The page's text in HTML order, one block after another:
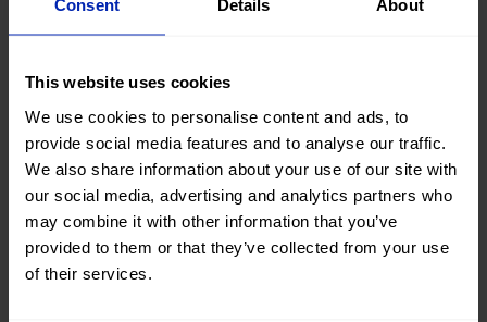
Consent Details About
This website uses cookies
We use cookies to personalise content and ads, to
provide social media features and to analyse our traffic.
We also share information about your use of our site with
our social media, advertising and analytics partners who
may combine it with other information that you’ve
provided to them or that they’ve collected from your use
of their services.
experiencia. Pero cuando eliges suscribirte a una
moto en vez de comprarla, puedes olvidarte también
de tener que buscar un seguro a tu medida y que se
ajuste a tu presupuesto. ¡Ya viene incluido en el precio!
Y por si fuera poco, también dispones deasistencia en
carretera las 24 horas.